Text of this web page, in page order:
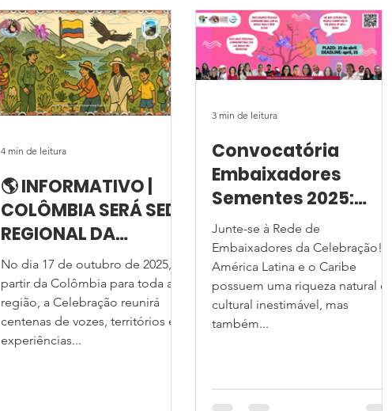
🌎 INFORMATIVO |
COLÔMBIA SERÁ SEDE
REGIONAL DA
CELEBRAÇÃO 2025!
🎉
No dia 17 de outubro de 2025, a
partir da Colômbia para toda a
região, a Celebração reunirá
centenas de vozes, territórios e
experiências...
4 min de leitura
Convocatória
Embaixadores
Sementes 2025:
Com a Força do
Território
Junte-se à Rede de
Embaixadores da Celebração! A
América Latina e o Caribe
possuem uma riqueza natural e
cultural inestimável, mas
também...
3 min de leitura